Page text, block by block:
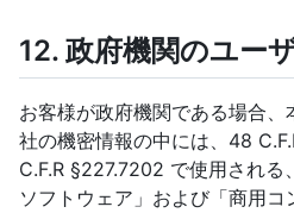
12. 政府機関のユー
お客様が政府機関である場合
社の機密情報の中には、48
C.F.R §227.7202 で使用される
ソフトウェア」および「商用